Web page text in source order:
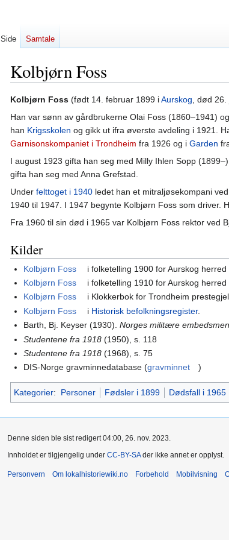
Kolbjørn Foss
Hopp
til
navigering
Hopp
til
søk
Kolbjørn Foss (født 14. februar 1899 iAurskog, død 26.
Han var sønn av gårdbrukerne Olai Foss (1860–1941)
han Krigsskolen og gikk ut ifra øverste avdeling i 1921.
Garnisonskompaniet i Trondheim fra 1926 og i Garden
I august 1923 gifta han seg med Milly Ihlen Sopp
gifta han seg med Anna Grefstad.
Under felttoget i 1940 ledet han et mitraljøsekompani
1940 til 1947. I 1947 begynte Kolbjørn Foss som driver.
Fra 1960 til sin død i 1965 var Kolbjørn Foss rektor ved
Kilder
Kolbjørn Foss i folketelling 1900 for Aurskog herred
Kolbjørn Foss
i folketelling 1910 for Aurskog herred
Kolbjørn Foss
i Klokkerbok for Trondheim
Kolbjørn Foss
i Historisk befolkningsregister.
Barth, Bj. Keyser (1930).Norges militære
Studentene fra 1918 (1950), s. 118
Studentene fra 1918 (1968), s. 75
DIS-Norge gravminnedatabase (gravminnet )
Kategorier: Personer Fødsler i 1899 Dødsfall i 1965
Side Samtale
Denne siden ble sist redigert 04:00, 26. nov. 2023.
Innholdet er tilgjengelig under CC-BY-SAder ikke annet er opplyst.
Personvern Om lokalhistoriewiki.no Forbehold Mobilvisning